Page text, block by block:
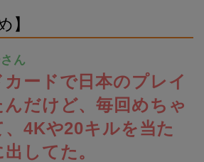
】
ん
ードで日本のプレイ
だけど、毎回めちゃ
、4Kや20キルを当た
してた。